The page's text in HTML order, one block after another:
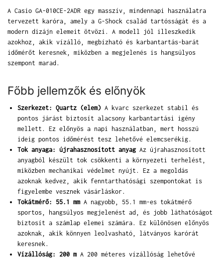
A Casio GA-010CE-2ADR egy masszív, mindennapi használatra
tervezett karóra, amely a G-Shock család tartósságát és a
modern dizájn elemeit ötvözi. A modell jól illeszkedik
azokhoz, akik vízálló, megbízható és karbantartás-barát
időmérőt keresnek, miközben a megjelenés is hangsúlyos
szempont marad.
Főbb jellemzők és előnyök
Szerkezet: Quartz (elem) A kvarc szerkezet stabil és
pontos járást biztosít alacsony karbantartási igény
mellett. Ez előnyös a napi használatban, mert hosszú
ideig pontos időmérést tesz lehetővé elemcserékig.
Tok anyaga: újrahasznosított anyagAz újrahasznosított
anyagból készült tok csökkenti a környezeti terhelést,
miközben mechanikai védelmet nyújt. Ez a megoldás
azoknak kedvez, akik fenntarthatósági szempontokat is
figyelembe vesznek vásárláskor.
Tokátmérő: 55.1 mmA nagyobb, 55.1 mm-es tokátmérő
sportos, hangsúlyos megjelenést ad, és jobb láthatóságot
biztosít a számlap elemei számára. Ez különösen előnyös
azoknak, akik könnyen leolvasható, látványos karórát
keresnek.
Vízállóság: 200 mA 200 méteres vízállóság lehetővé